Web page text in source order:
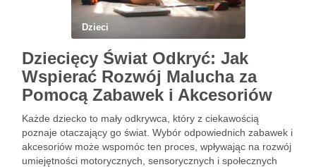
Dzieci
Dziecięcy Świat Odkryć: Jak
Wspierać Rozwój Malucha za
Pomocą Zabawek i Akcesoriów
Każde dziecko to mały odkrywca, który z ciekawością
poznaje otaczający go świat. Wybór odpowiednich zabawek i
akcesoriów może wspomóc ten proces, wpływając na rozwój
umiejętności motorycznych, sensorycznych i społecznych